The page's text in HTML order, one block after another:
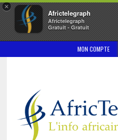
×
Africtelegraph
Africtelegraph
Gratuit - Gratuit
MON COMPTE